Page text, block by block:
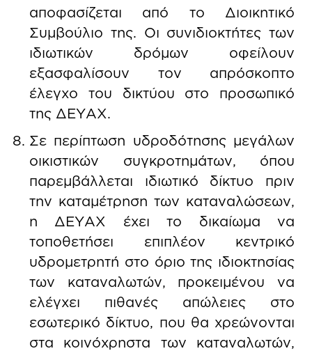
αποφασίζεται από το Διοικητικό
Συμβούλιο της. Οι συνιδιοκτήτες των
ιδιωτικών δρόμων οφείλουν
εξασφαλίσουν τον απρόσκοπτο
έλεγχο του δικτύου στο προσωπικό
της ΔΕΥΑΧ.
Σε περίπτωση υδροδότησης μεγάλων
οικιστικών συγκροτημάτων, όπου
παρεμβάλλεται ιδιωτικό δίκτυο πριν
την καταμέτρηση των καταναλώσεων,
η ΔΕΥΑΧ έχει το δικαίωμα να
τοποθετήσει επιπλέον κεντρικό
υδρομετρητή στο όριο της ιδιοκτησίας
των καταναλωτών, προκειμένου να
ελέγχει πιθανές απώλειες στο
εσωτερικό δίκτυο, που θα χρεώνονται
στα κοινόχρηστα των καταναλωτών,